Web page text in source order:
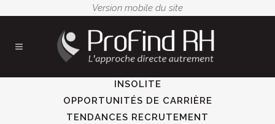
CONSEILS RECRUTEURS
INSOLITE
OPPORTUNITÉS DE CARRIÈRE
TENDANCES RECRUTEMENT